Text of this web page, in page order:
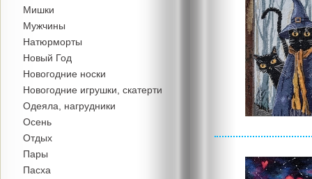
Мишки
Мужчины
Натюрморты
Новый Год
Новогодние носки
Новогодние игрушки, скатерти
Одеяла, нагрудники
Осень
Отдых
Пары
Пасха